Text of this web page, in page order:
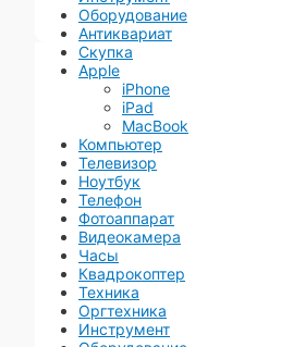
Оборудование
Антиквариат
Скупка
Apple
iPhone
iPad
MacBook
Компьютер
Телевизор
Ноутбук
Телефон
Фотоаппарат
Видеокамера
Часы
Квадрокоптер
Техника
Оргтехника
Инструмент